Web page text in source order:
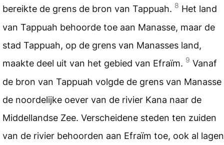
bereikte de grens de bron van Tappuah. 8 Het land
van Tappuah behoorde toe aan Manasse, maar de
stad Tappuah, op de grens van Manasses land,
maakte deel uit van het gebied van Efraïm. 9 Vanaf
de bron van Tappuah volgde de grens van Manasse
de noordelijke oever van de rivier Kana naar de
Middellandse Zee. Verscheidene steden ten zuiden
van de rivier behoorden aan Efraïm toe, ook al lagen